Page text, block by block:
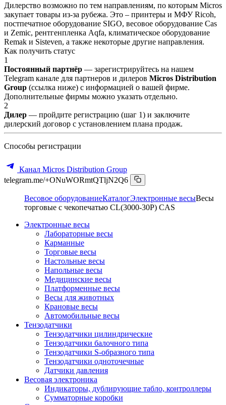
Дилерство возможно по тем направлениям, по которым Micros
закупает товары из-за рубежа. Это – принтеры и МФУ Ricoh,
постпечатное оборудование SIGO, весовое оборудование Cas
и Zemic, рентгенпленка Aqfa, климатическое оборудование
Remak и Sisteven, а также некоторые другие направления.
Как получить статус
1
Постоянный партнёр — зарегистрируйтесь на нашем
Telegram канале для партнеров и дилеров Micros Distribution
Group (ссылка ниже) с информацией о вашей фирме.
Дополнительные фирмы можно указать отдельно.
2
Дилер — пройдите регистрацию (шаг 1) и заключите
дилерский договор с установлением плана продаж.
Способы регистрации
Канал Micros Distribution Group
telegram.me/+ONuWORmtQTljN2Q6
Весовое оборудованиеКаталогЭлектронные весыВесы
торговые с чекопечатью CL(3000-30P) CAS
Электронные весы
Лабораторные весы
Карманные
Торговые весы
Настольные весы
Напольные весы
Медицинские весы
Платформенные весы
Весы для животных
Крановые весы
Автомобильные весы
Тензодатчики
Тензодатчики цилиндрические
Тензодатчики балочного типа
Тензодатчики S-образного типа
Тензодатчики одноточечные
Датчики давления
Весовая электроника
Индикаторы, дублирующие табло, контроллеры
Сумматорные коробки